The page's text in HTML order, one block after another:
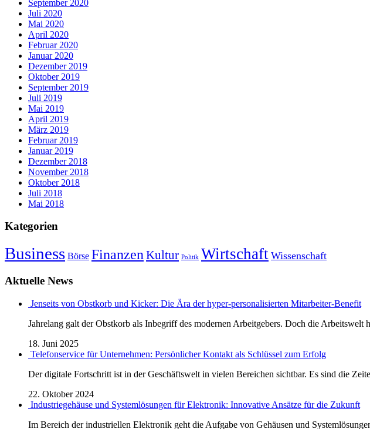
September 2020
Juli 2020
Mai 2020
April 2020
Februar 2020
Januar 2020
Dezember 2019
Oktober 2019
September 2019
Juli 2019
Mai 2019
April 2019
März 2019
Februar 2019
Januar 2019
Dezember 2018
November 2018
Oktober 2018
Juli 2018
Mai 2018
Kategorien
Business Börse Finanzen Kultur Politik Wirtschaft Wissenschaft
Aktuelle News
Jenseits von Obstkorb und Kicker: Die Ära der hyper-personalisierten Mitarbeiter-Benefit
Jahrelang galt der Obstkorb als Inbegriff des modernen Arbeitgebers. Doch die Arbeitswelt
18. Juni 2025
Telefonservice für Unternehmen: Persönlicher Kontakt als Schlüssel zum Erfolg
Der digitale Fortschritt ist in der Geschäftswelt in vielen Bereichen sichtbar. Es sind die
22. Oktober 2024
Industriegehäuse und Systemlösungen für Elektronik: Innovative Ansätze für die Zukunft
Im Bereich der industriellen Elektronik geht die Aufgabe von Gehäusen und